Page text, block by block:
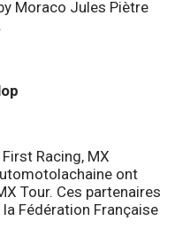
Moraco Jules Piètre
Racing, MX
ont
Tour. Ces partenaires
Fédération Française